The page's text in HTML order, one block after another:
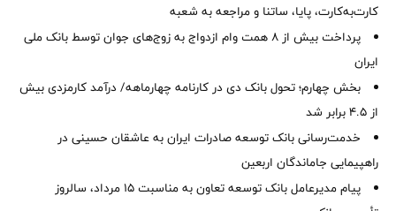
کارت‌به‌کارت، پایا، ساتنا و مراجعه به شعبه
پرداخت بیش از ۸ همت وام ازدواج به زوج‌های جوان توسط بانک ملی
ایران
بخش چهارم؛ تحول بانک دی در کارنامه چهارماهه/ درآمد کارمزدی بیش
از ۴.۵ برابر شد
خدمت‌رسانی بانک توسعه صادرات ایران به عاشقان حسینی در
راهپیمایی جاماندگان اربعین
پیام مدیرعامل بانک توسعه تعاون به مناسبت 15 مرداد، سالروز